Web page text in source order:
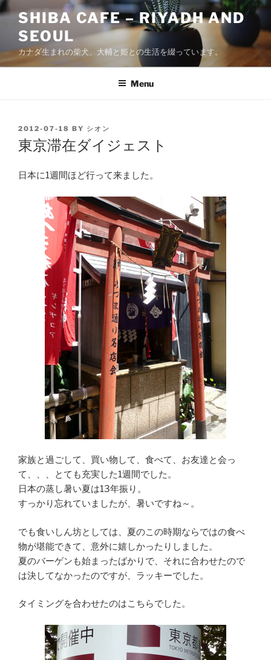
Skip
content
SHIBA CAFE – RIYADH AND
SEOUL
カナダ生まれの柴犬、大輔と姫との生活を綴っています。
Menu
POSTED
ON
2012-07-18 BY シオン
東京滞在ダイジェスト
日本に1週間ほど行って来ました。
家族と過ごして、買い物して、食べて、お友達と会っ
て、、、とても充実した1週間でした。
日本の蒸し暑い夏は13年振り。
すっかり忘れていましたが、暑いですね～。
でも食いしん坊としては、夏のこの時期ならではの食べ
物が堪能できて、意外に嬉しかったりしました。
夏のバーゲンも始まったばかりで、それに合わせたので
は決してなかったのですが、ラッキーでした。
タイミングを合わせたのはこちらでした。